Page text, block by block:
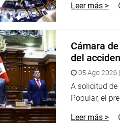
Leer más >
Cámara
del
05 Ago 2026
A solicitud de
Popular, el
Leer más >